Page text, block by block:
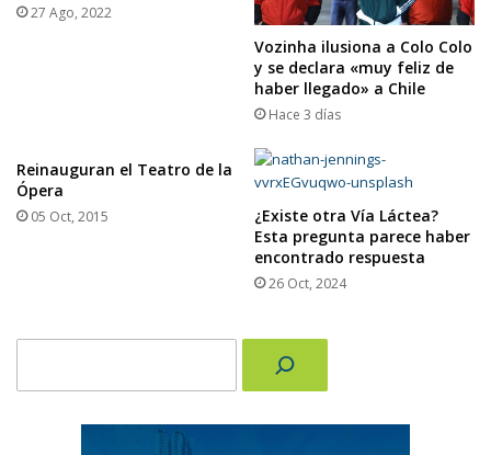
27 Ago, 2022
Vozinha ilusiona a Colo Colo
y se declara «muy feliz de
haber llegado» a Chile
Hace 3 días
Reinauguran el Teatro de la
Ópera
05 Oct, 2015
¿Existe otra Vía Láctea?
Esta pregunta parece haber
encontrado respuesta
26 Oct, 2024